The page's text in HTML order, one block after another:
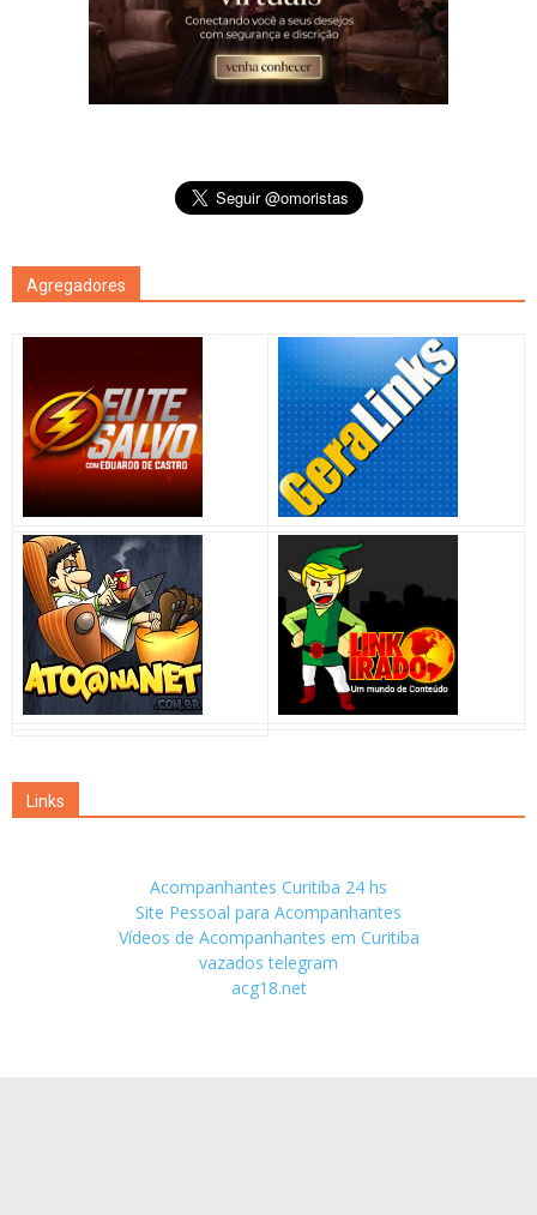
Agregadores
Links
Acompanhantes Curitiba 24 hs
Site Pessoal para Acompanhantes
Vídeos de Acompanhantes em Curitiba
vazados telegram
acg18.net